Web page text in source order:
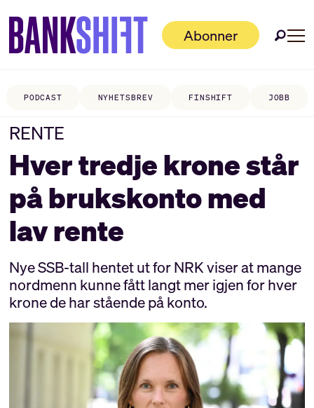
Abonner
PODCAST NYHETSBREV FINSHIFT JOBB
RENTE
Hver tredje krone står
på brukskonto med
lav rente
Nye SSB-tall hentet ut for NRK viser at mange
nordmenn kunne fått langt mer igjen for hver
krone de har stående på konto.